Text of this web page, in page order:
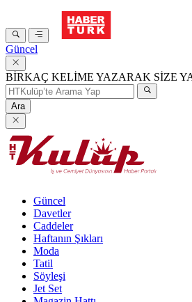
Güncel
BİRKAÇ KELİME YAZARAK SİZE
Ara
Güncel
Davetler
Caddeler
Haftanın Şıkları
Moda
Tatil
Söyleşi
Jet Set